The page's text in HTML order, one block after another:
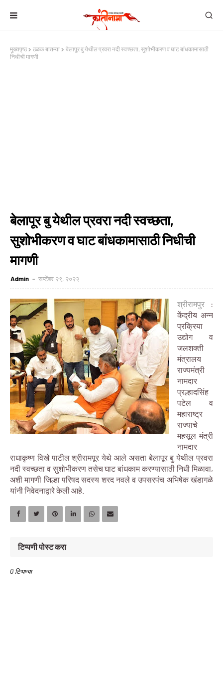
मुख्यपृष्ठ ठळक बातम्या
बेलापूर बु येथील प्रवरा नदी स्वच्छता, सुशोभीकरण व घाट बांधकामासाठी
निधीची मागणी
बेलापूर बु येथील प्रवरा नदी स्वच्छता,
सुशोभीकरण व घाट बांधकामासाठी निधीची
मागणी
Admin सप्टेंबर २९, २०२२
श्रीरामपुर :
केंद्रीय अन्न
प्रक्रिया
उद्योग व
जलशक्ती
मंत्रालय
राज्यमंत्री
नामदार
प्रल्हादसिंह
पटेल व
महाराष्ट्र
राज्याचे
महसूल मंत्री
नामदार
राधाकृष्ण विखे पाटील श्रीरामपूर येथे आले असता बेलापूर बु येथील प्रवरा
नदी स्वच्छता व सुशोभीकरण तसेच घाट बांधकाम करण्यासाठी निधी मिळावा,
अशी मागणी जिल्हा परिषद सदस्य शरद नवले व उपसरपंच अभिषेक खंडागळे
यांनी निवेदनाद्वारे केली आहे.
टिप्पणी पोस्ट करा
0 टिप्पण्या